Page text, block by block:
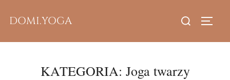
DOMI.YOGA
Search
KATEGORIA: Joga twarzy